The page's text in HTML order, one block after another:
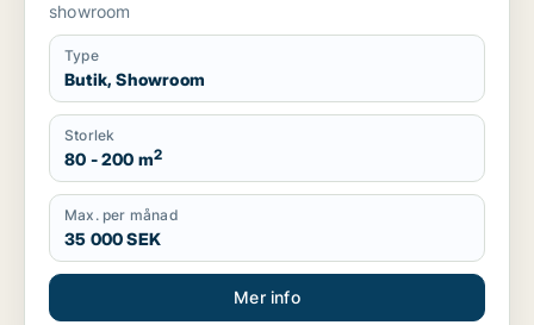
showroom
Type
Butik, Showroom
Storlek
80 - 200 m2
Max. per månad
35 000 SEK
Mer info